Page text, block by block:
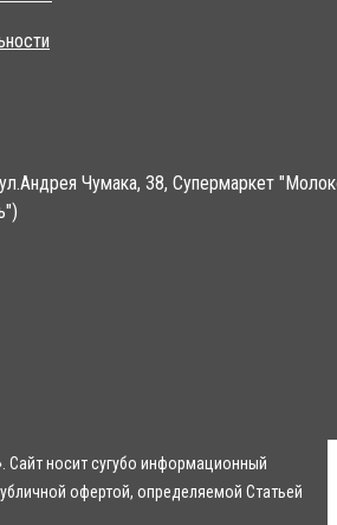
Чумака, 38, Супермаркет
Сайт носит сугубо информационный
офертой, определяемой Статьей